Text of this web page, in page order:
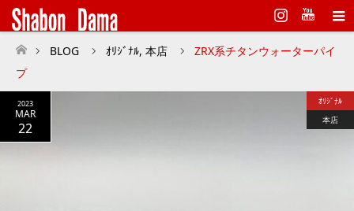
Instagram
ホーム
BLOG ｵﾘｼﾞﾅﾙ, 本店
ZRX系チタンウォーターパイ
プ
2023
MAR
22
ｵﾘｼﾞﾅﾙ
本店